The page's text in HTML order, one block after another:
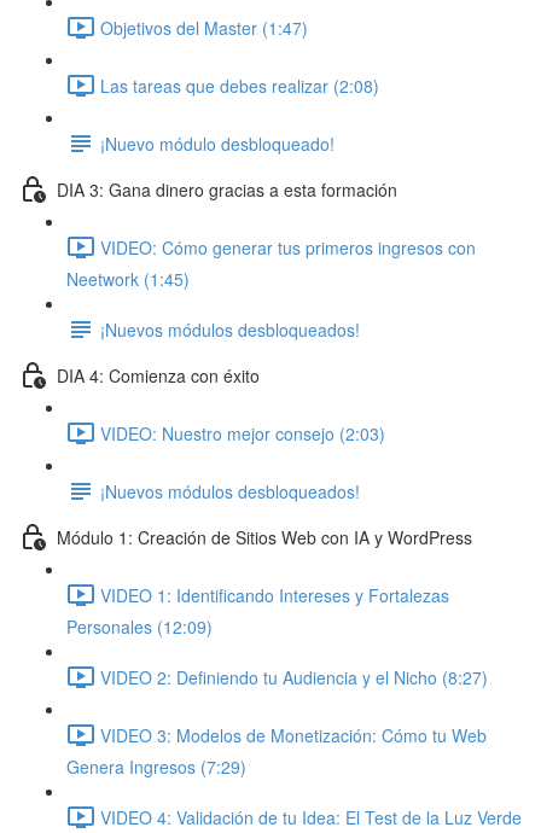
Objetivos del Master (1:47)
Las tareas que debes realizar (2:08)
¡Nuevo módulo desbloqueado!
DIA 3: Gana dinero gracias a esta formación
VIDEO: Cómo generar tus primeros ingresos con
Neetwork (1:45)
¡Nuevos módulos desbloqueados!
DIA 4: Comienza con éxito
VIDEO: Nuestro mejor consejo (2:03)
¡Nuevos módulos desbloqueados!
Módulo 1: Creación de Sitios Web con IA y WordPress
VIDEO 1: Identificando Intereses y Fortalezas
Personales (12:09)
VIDEO 2: Definiendo tu Audiencia y el Nicho (8:27)
VIDEO 3: Modelos de Monetización: Cómo tu Web
Genera Ingresos (7:29)
VIDEO 4: Validación de tu Idea: El Test de la Luz Verde